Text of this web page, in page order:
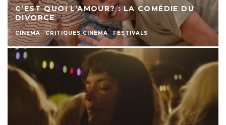
C’EST QUOI L’AMOUR? : LA COMÉDIE DU
DIVORCE
CINEMA CRITIQUES CINEMA FESTIVALS